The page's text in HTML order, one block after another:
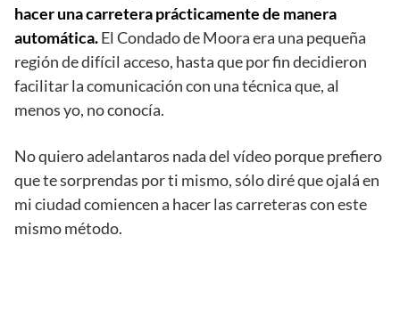
hacer una carretera prácticamente de manera
automática.El Condado de Moora era una pequeña
región de difícil acceso, hasta que por fin decidieron
facilitar la comunicación con una técnica que, al
menos yo, no conocía.
No quiero adelantaros nada del vídeo porque prefiero
que te sorprendas por ti mismo, sólo diré que ojalá en
mi ciudad comiencen a hacer las carreteras con este
mismo método.